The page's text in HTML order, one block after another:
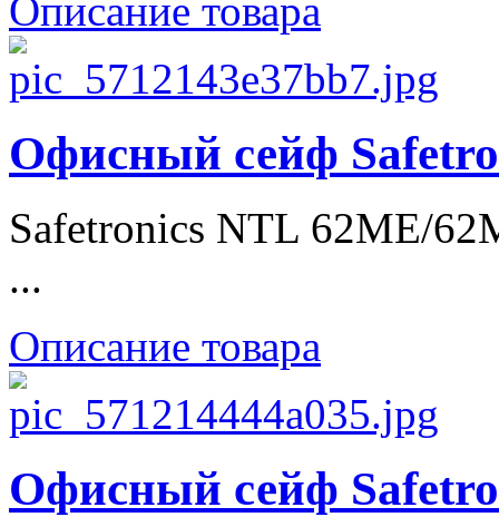
Описание товара
Офисный сейф
Safetronics NTL 62ME/
...
Описание товара
Офисный сейф